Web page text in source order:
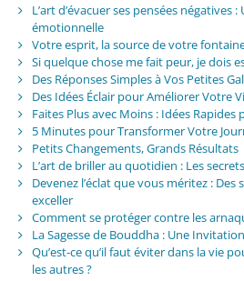
L’art d’évacuer ses pensées négatives
émotionnelle
Votre esprit, la source de votre
Si quelque chose me fait peur, je dois
Des Réponses Simples à Vos Petites
Des Idées Éclair pour Améliorer Votre
Faites Plus avec Moins : Idées
5 Minutes pour Transformer Votre
Petits Changements, Grands Résultats
L’art de briller au quotidien : Les
Devenez l’éclat que vous méritez :
exceller
Comment se protéger contre les
La Sagesse de Bouddha : Une
Qu’est-ce qu’il faut éviter dans la vie
les autres ?